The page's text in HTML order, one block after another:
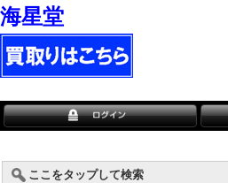
海星堂
ここをタップして検索